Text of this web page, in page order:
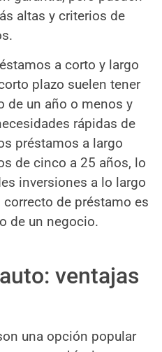
altas y criterios de
a corto y largo
plazo suelen tener
de un año o menos y
rápidas de
préstamos a largo
de cinco a 25 años, lo
inversiones a lo largo
de préstamo es
de un negocio.
ventajas
una opción popular